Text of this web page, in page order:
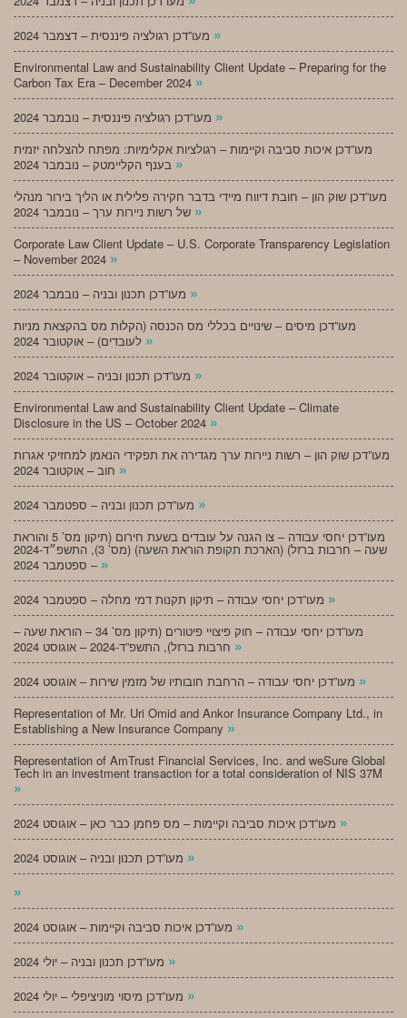
»
Environmental Law and Sustainability Client Update – Preparing for the
Carbon Tax Era – December 2024 »
»
מעו”דכן איכות סביבה וקיימות – רגולציות אקלימיות: מפתח להצלחה יזמית
»
מעו”דכן שוק הון – חובת דיווח מיידי בדבר חקירה פלילית או הליך בירור מנהלי
»
Corporate Law Client Update – U.S. Corporate Transparency Legislation
– November 2024 »
»
מעו”דכן מיסים – שינויים בכללי מס הכנסה (הקלות מס בהקצאת מניות
»
»
Environmental Law and Sustainability Client Update – Climate
Disclosure in the US – October 2024 »
מעו”דכן שוק הון – רשות ניירות ערך מגדירה את תפקידי הנאמן למחזיקי אגרות
»
»
מעו”דכן יחסי עבודה – צו הגנה על עובדים בשעת חירום (תיקון מס’ 5 והוראת
שעה – חרבות ברזל) (הארכת תקופת הוראת השעה) (מס’ 3), התשפ״ד-2024
– ספטמבר 2024 »
»
מעו”דכן יחסי עבודה – חוק פיצויי פיטורים (תיקון מס’ 34 – הוראת שעה –
»
»
Representation of Mr. Uri Omid and Ankor Insurance Company Ltd., in
Establishing a New Insurance Company »
Representation of AmTrust Financial Services, Inc. and weSure Global
Tech in an investment transaction for a total consideration of NIS 37M
»
»
»
»
»
»
»